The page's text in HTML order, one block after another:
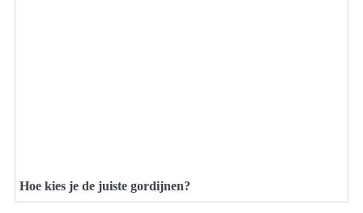
Hoe kies je de juiste gordijnen?